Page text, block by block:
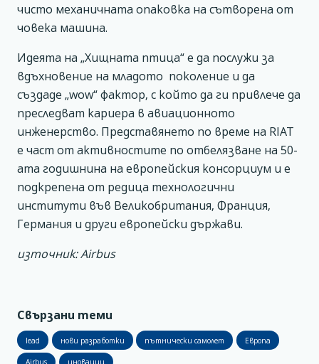
чисто механичната опаковка на сътворена от
човека машина.
Идеята на „Хищната птица“ е да послужи за
вдъхновение на младото поколение и да
създаде „wow“ фактор, с който да ги привлече да
преследват кариера в авиационното
инженерство. Представянето по време на RIAT
е част от активностите по отбелязване на 50-
ата годишнина на европейския консорциум и е
подкрепена от редица технологични
институти във Великобритания, Франция,
Германия и други европейски държави.
източник: Airbus
Свързани теми
lead нови разработки пътнически самолет Европа
Airbus иновации